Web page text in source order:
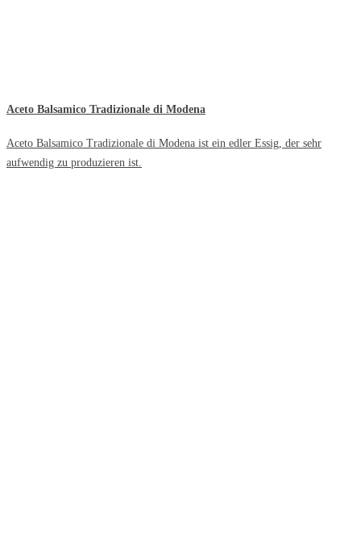
Aceto Balsamico Tradizionale di Modena
Aceto Balsamico Tradizionale di Modena ist ein edler Essig, der sehr
aufwendig zu produzieren ist.